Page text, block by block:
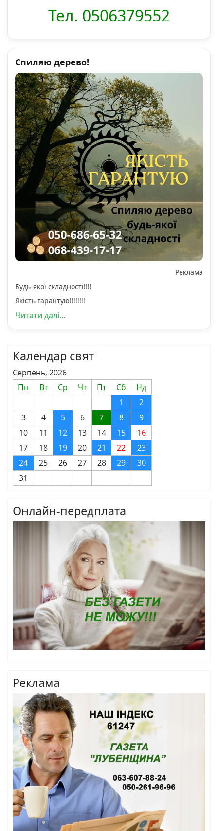
Тел. 0506379552
Спиляю дерево!
Реклама
Будь-якої складності!!!!
Якість гарантую!!!!!!!!
Читати далі...
Календар свят
Серпень, 2026
Пн
Вт Ср Чт Пт Сб
Нд
1
2
3
4 5 6 7 8
9
10
11 12 13 14 15
16
17
18 19 20 21 22
23
24
25 26 27 28 29
30
31
Онлайн-передплата
Реклама